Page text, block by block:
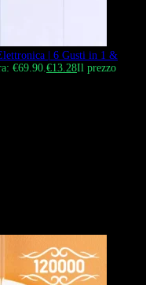
| 6 Gusti in 1 &
€69.90.€13.28Il prezzo